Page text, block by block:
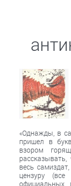
«Однажды, в
пришел в
взором
весь
цензуру